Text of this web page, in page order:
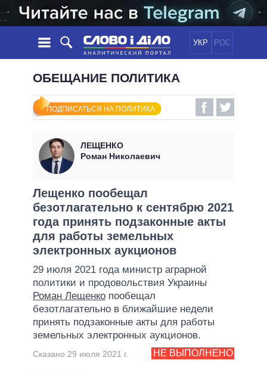
УКР РОС
НОВОСТИ
ЛЕНТА
СОБЫТИЯ
СТАТЬИ
МНЕНИЯ
ОБЗОРЫ
ДАЙДЖЕСТЫ
ПОЛИТИКА
ЭКОНОМИКА
МИР
ОБЕЩАНИЯ
ВСЕ ПОЛИТИКИ
ПРЕЗИДЕНТ И ОФИС
ВЕРХОВНАЯ РАДА
КАБИНЕТ МИНИСТРОВ
ГЛАВЫ ОБЛАДМИНИСТРАЦИЙ
МЭРЫ
ВСЕ ПЕРСОНЫ
ИНФОГРАФИКА
ПОДДЕРЖАТЬ
СРАВНЕНИЕ ПОЛИТИКОВ
ОБЕЩАНИЕ ПОЛИТИКА
ПОДПИСАТЬСЯ НА ПОЛИТИКА
ЛЕЩЕНКО
Роман Николаевич
Лещенко пообещал
безотлагательно к сентябрю 2021
года принять подзаконные акты
для работы земельных
электронных аукционов
29 июля 2021 года министр аграрной
политики и продовольствия Украины
Роман Лещенко пообещал
безотлагательно в ближайшие недели
принять подзаконные акты для работы
земельных электронных аукционов.
НЕ ВЫПОЛНЕНО
Сказано 29 июля 2021 г.